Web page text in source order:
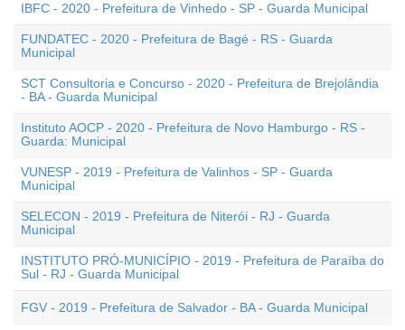
IBFC - 2020 - Prefeitura de Vinhedo - SP - Guarda Municipal
FUNDATEC - 2020 - Prefeitura de Bagé - RS - Guarda
Municipal
SCT Consultoria e Concurso - 2020 - Prefeitura de Brejolândia
- BA - Guarda Municipal
Instituto AOCP - 2020 - Prefeitura de Novo Hamburgo - RS -
Guarda: Municipal
VUNESP - 2019 - Prefeitura de Valinhos - SP - Guarda
Municipal
SELECON - 2019 - Prefeitura de Niterói - RJ - Guarda
Municipal
INSTITUTO PRÓ-MUNICÍPIO - 2019 - Prefeitura de Paraíba do
Sul - RJ - Guarda Municipal
FGV - 2019 - Prefeitura de Salvador - BA - Guarda Municipal